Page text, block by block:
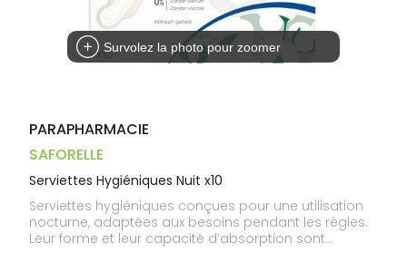
Survolez la photo pour zoomer
PARAPHARMACIE
SAFORELLE
Serviettes Hygiéniques Nuit x10
Serviettes hygiéniques conçues pour une utilisation
nocturne, adaptées aux besoins pendant les règles.
Leur forme et leur capacité d’absorption sont